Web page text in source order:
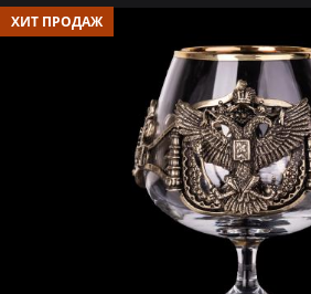
ХИТ ПРОДАЖ